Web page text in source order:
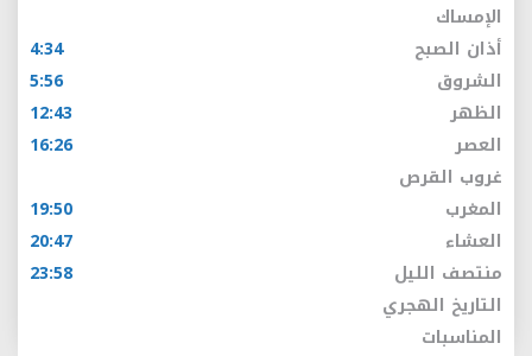
الإمساك
أذان الصبح
4:34
الشروق
5:56
الظهر
12:43
العصر
16:26
غروب القرص
المغرب
19:50
العشاء
20:47
منتصف الليل
23:58
التاريخ الهجري
المناسبات